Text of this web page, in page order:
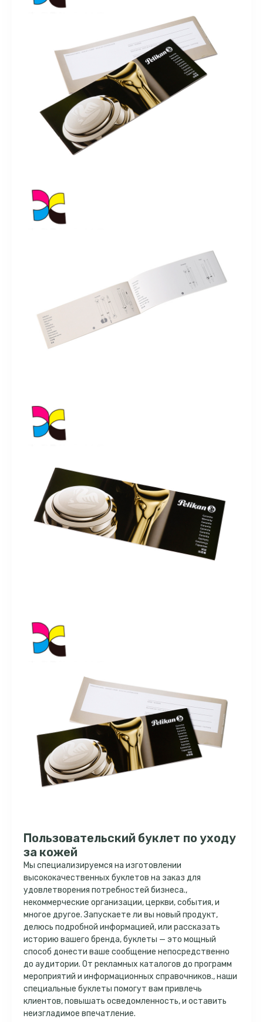
Пользовательский буклет по уходу
за кожей
Мы специализируемся на изготовлении
высококачественных буклетов на заказ для
удовлетворения потребностей бизнеса.,
некоммерческие организации, церкви, события, и
многое другое. Запускаете ли вы новый продукт,
делюсь подробной информацией, или рассказать
историю вашего бренда, буклеты — это мощный
способ донести ваше сообщение непосредственно
до аудитории. От рекламных каталогов до программ
мероприятий и информационных справочников., наши
специальные буклеты помогут вам привлечь
клиентов, повышать осведомленность, и оставить
неизгладимое впечатление.